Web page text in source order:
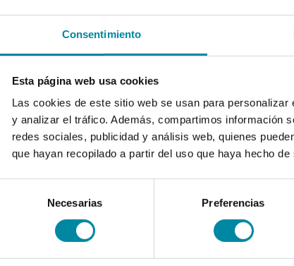
Consentimiento
Esta página web usa cookies
Las cookies de este sitio web se usan para
y analizar el tráfico. Además, compartimos información
redes sociales, publicidad y análisis web, quienes
que hayan recopilado a partir del uso que haya hecho
consentimiento
Necesarias Preferencias